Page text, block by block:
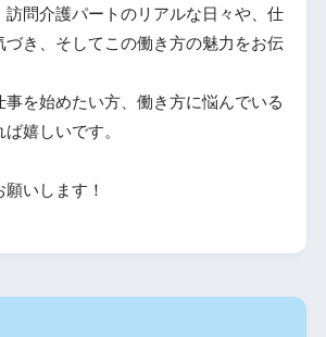
訪問介護パートのリアルな日々や、仕
づき、そしてこの働き方の魅力をお伝
事を始めたい方、働き方に悩んでいる
嬉しいです。
いします！